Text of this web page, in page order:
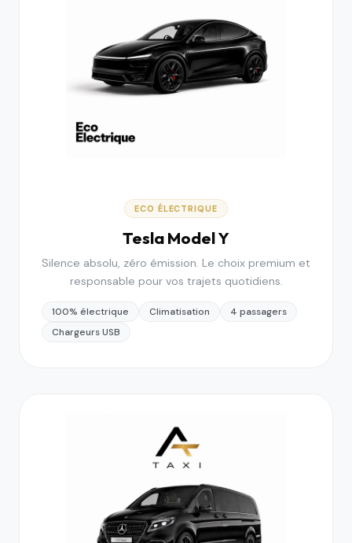
ECO ÉLECTRIQUE
Tesla Model Y
Silence absolu, zéro émission. Le choix premium et
responsable pour vos trajets quotidiens.
100% électrique Climatisation
4 passagers
Chargeurs USB